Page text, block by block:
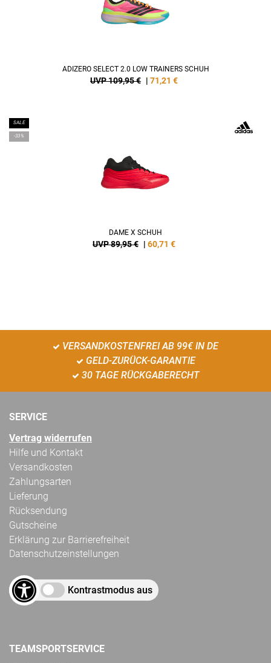
ADIZERO SELECT 2.0 LOW TRAINERS SCHUH
UVP 109,95 € | 71,21 €
SALE
-33%
DAME X SCHUH
UVP 89,95 € | 60,71 €
VERSANDKOSTENFREI AB 99€ IN DE
GELD-ZURÜCK-GARANTIE
30 TAGE RÜCKGABERECHT
SERVICE
Vertrag widerrufen
Hilfe und Kontakt
Versandkosten
Zahlungsarten
Lieferung
Rücksendung
Gutscheine
Erklärung zur Barrierefreiheit
Datenschutzeinstellungen
Kontrastmodus aus
TEAMSPORTSERVICE